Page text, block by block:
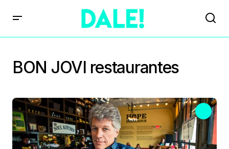
BON JOVI restaurantes